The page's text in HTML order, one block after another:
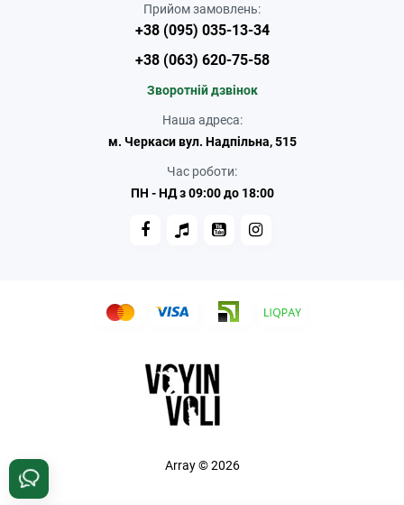
Прийом замовлень:
+38 (095) 035-13-34
+38 (063) 620-75-58
Зворотній дзвінок
Наша адреса:
м. Черкаси вул. Надпільна, 515
Час роботи:
ПН - НД з 09:00 до 18:00
Array © 2026